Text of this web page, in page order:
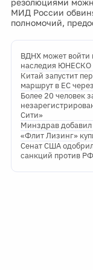
резолюциями
МИД России
полномочий,
ВДНХ может войти
наследия ЮНЕСКО
Китай запустит
маршрут в ЕС
Более 20 человек
Сити»
Минздрав
«Флит Лизинг»
Сенат США
санкций против РФ